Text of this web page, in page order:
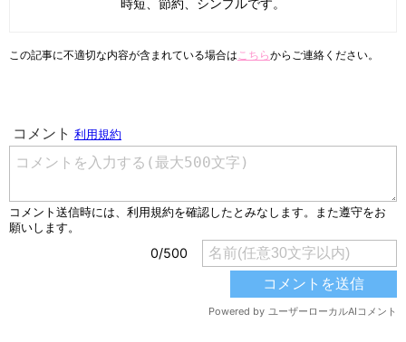
時短、節約、シンプルです。
この記事に不適切な内容が含まれている場合はこちらからご連絡ください。